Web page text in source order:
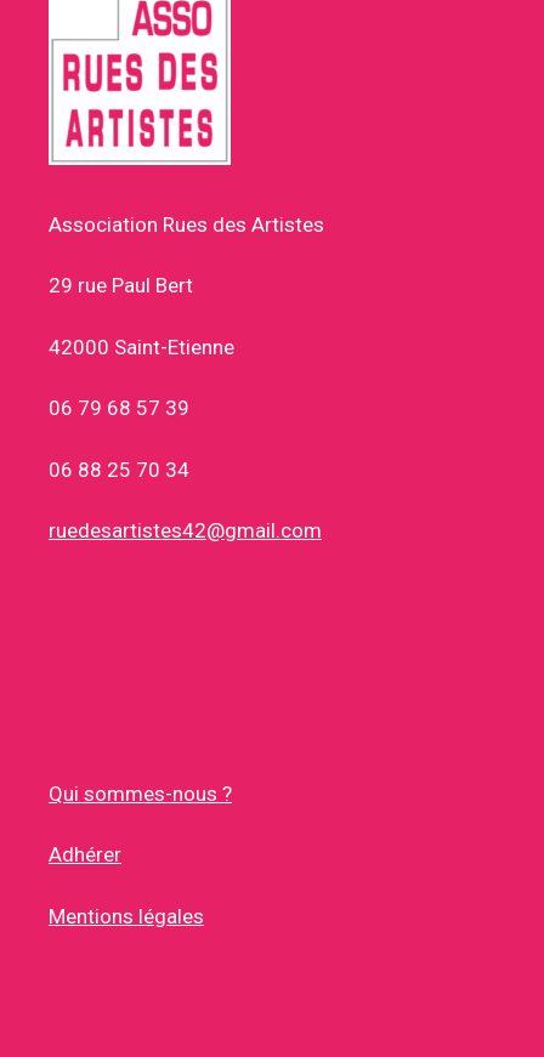
Association Rues des Artistes
29 rue Paul Bert
42000 Saint-Etienne
06 79 68 57 39
06 88 25 70 34
ruedesartistes42@gmail.com
Qui sommes-nous ?
Adhérer
Mentions légales